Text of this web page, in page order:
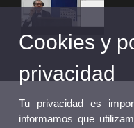
¿Por
Cookies y
privacidad
Tu privacidad es
informamos que